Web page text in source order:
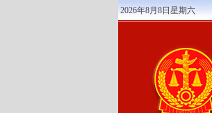
2026年8月8日星期六